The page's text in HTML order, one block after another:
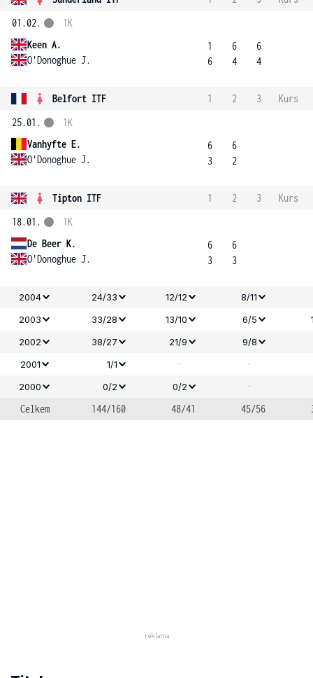
01.02.
Keen A.
O'Donoghue J.
1K
1
6
6
4
6
4
Belfort ITF 1 2 3
Kurs
25.01.
Vanhyfte E.
O'Donoghue J.
1K
6
3
6
2
Tipton ITF 1 2 3
Kurs
18.01.
De Beer K.
O'Donoghue J.
1K
6
3
6
3
2004 24/33 12/12 8/11
2003
33/28 13/10 6/5
2002
38/27 21/9 9/8
2001
1/1 - -
2000 0/2 0/2
-
Celkem
144/160 48/41 45/56